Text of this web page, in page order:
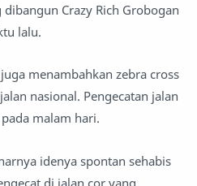
Crazy Rich Grobogan
lalu.
menambahkan zebra cross
nasional. Pengecatan jalan
malam hari.
idenya spontan sehabis
di jalan cor yang